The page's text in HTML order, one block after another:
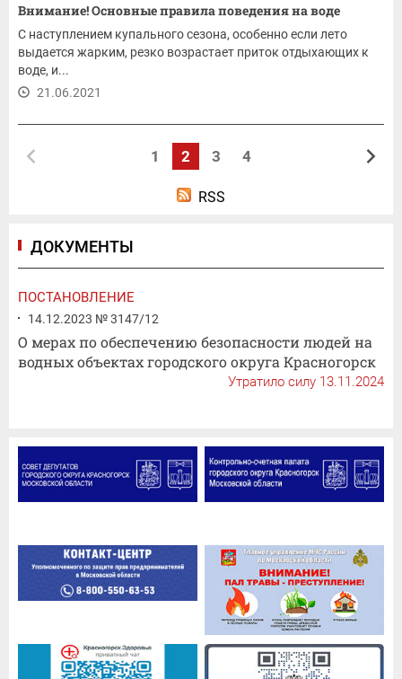
Внимание! Основные правила поведения на воде
С наступлением купального сезона, особенно если лето
выдается жарким, резко возрастает приток отдыхающих к
воде, и...
21.06.2021
1 2 3 4
RSS
ДОКУМЕНТЫ
ПОСТАНОВЛЕНИЕ
14.12.2023 № 3147/12
О мерах по обеспечению безопасности людей на
водных объектах городского округа Красногорск
Утратило силу 13.11.2024